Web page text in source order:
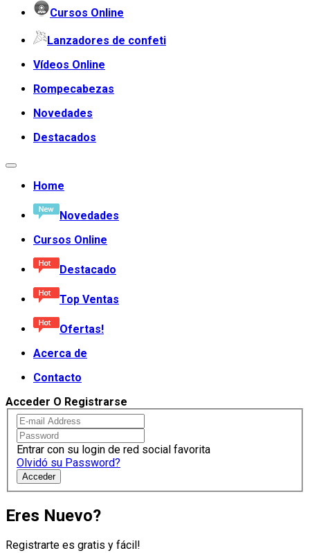
Cursos Online
Lanzadores de confeti
Vídeos Online
Rompecabezas
Novedades
Destacados
Home
Novedades
Cursos Online
Destacado
Top Ventas
Ofertas!
Acerca de
Contacto
Acceder O Registrarse
Entrar con su login de red social favorita
Olvidó su Password?
Acceder
Eres Nuevo?
Registrarte es gratis y fácil!